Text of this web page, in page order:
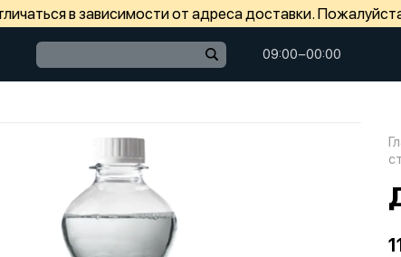
в зависимости от адреса доставки.
09:00−00:00